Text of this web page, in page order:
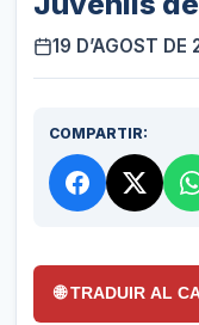
19 D’AGOST DE
COMPARTIR:
🌐 TRADUIR AL